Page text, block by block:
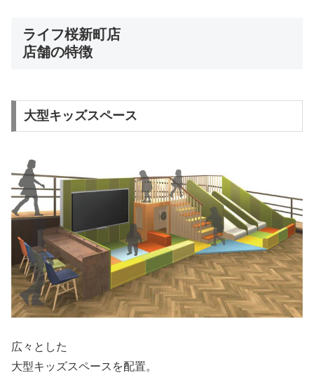
ライフ桜新町店
店舗の特徴
大型キッズスペース
広々とした
大型キッズスペースを配置。